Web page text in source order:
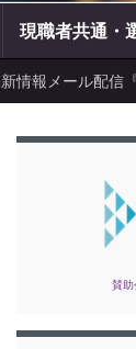
現職者共通・
情報メール配信
賛助